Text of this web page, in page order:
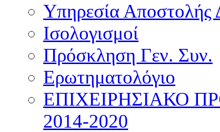
Υπηρεσία Αποστολής
Ισολογισμοί
Πρόσκληση Γεν. Συν.
Ερωτηματολόγιο
ΕΠΙΧΕΙΡΗΣΙΑΚΟ
2014-2020